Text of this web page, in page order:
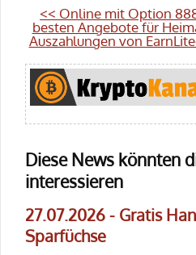
<< Online mit Option
besten Angebote für
Auszahlungen von
Diese News könnten
interessieren
27.07.2026 - Gratis
Sparfüchse